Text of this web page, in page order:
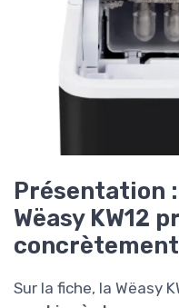
Présentation
Wëasy KW12
concrètement
Sur la fiche, la Wëasy